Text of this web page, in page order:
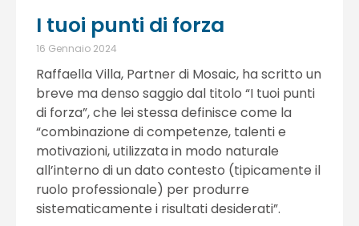
I tuoi punti di forza
16 Gennaio 2024
Raffaella Villa, Partner di Mosaic, ha scritto un
breve ma denso saggio dal titolo “I tuoi punti
di forza”, che lei stessa definisce come la
“combinazione di competenze, talenti e
motivazioni, utilizzata in modo naturale
all’interno di un dato contesto (tipicamente il
ruolo professionale) per produrre
sistematicamente i risultati desiderati”.